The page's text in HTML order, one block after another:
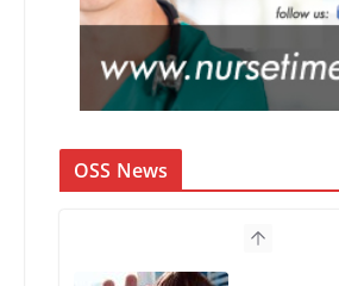
OSS News